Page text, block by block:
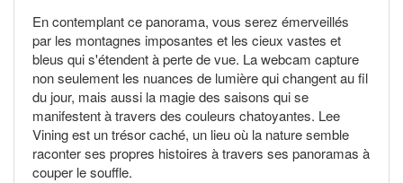
En contemplant ce panorama, vous serez émerveillés
par les montagnes imposantes et les cieux vastes et
bleus qui s'étendent à perte de vue. La webcam capture
non seulement les nuances de lumière qui changent au fil
du jour, mais aussi la magie des saisons qui se
manifestent à travers des couleurs chatoyantes. Lee
Vining est un trésor caché, un lieu où la nature semble
raconter ses propres histoires à travers ses panoramas à
couper le souffle.